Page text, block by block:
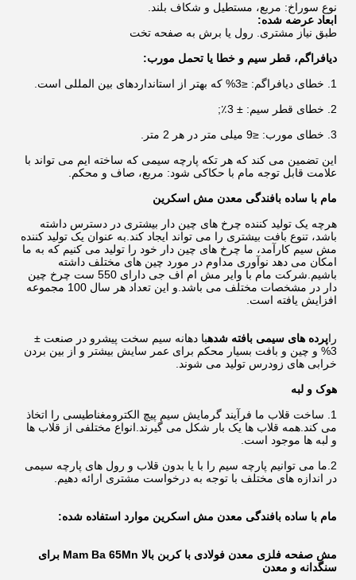
نوع سوراخ: مربع، مستطیل و شکاف بلند.
ابعاد عرضه شده:
طبق نیاز مشتری. رول یا برش به صفحه تخت
دیافراگم، قطر سیم و خطا یا تحمل مورب:
1. خطای دیافراگم: ≤3% که بهتر از استانداردهای بین المللی است.
2. خطای قطر سیم: ± 3٪;
3. خطای مورب: ≤9 میلی متر در هر 2 متر.
این تضمین می کند که هر تکه پارچه سیمی که ساخته ایم می تواند با
علامت قابل توجه مام با حکاکی شود: مربع، صاف و محکم.
مام با ساده بافندگی معدن مش اسکرین
هرچه یک تولید کننده چرخ های چین دار بیشتری در دسترس داشته
باشد، تنوع بافت بیشتری را می تواند ایجاد کند.به عنوان یک تولید کننده
مش سیم کارآمد، ما چرخ های چین دار خود را تولید می کنیم که به ما
امکان می دهد نوآوری مداوم در مورد چین های مختلف داشته
باشیم.شرکت مام با وایر مش ام اف جی دارای 550 ست چرخ چین
دار در مشخصات مختلف می باشد.و این تعداد هر سال 100 مجموعه
افزایش یافته است.
راپرده های سیمی بافته شدهبا دهانه سیم سخت پیشرو در صنعت ±
3% و چین و بافت بسیار محکم برای عمر سایش بیشتر و از بین بردن
خرابی های زودرس تولید می شوند.
هوک و لبه
1. ساخت قلاب ما فرآیند گرمایش سیم پیچ الکترومغناطیسی را اتخاذ
می کند.همه قلاب ها یک بار شکل می گیرند.انواع مختلفی از قلاب ها
و لبه ها موجود است.
2.ما می توانیم پارچه سیم را با یا بدون قلاب و رول های پارچه سیمی
در اندازه های مختلف با توجه به درخواست مشتری ارائه دهیم.
مام با ساده بافندگی معدن مش اسکرین موارد استفاده شده:
مش صفحه فلزی معدن فولادی با کربن بالا Mam Ba 65Mn برای
سنگدانه و معدن